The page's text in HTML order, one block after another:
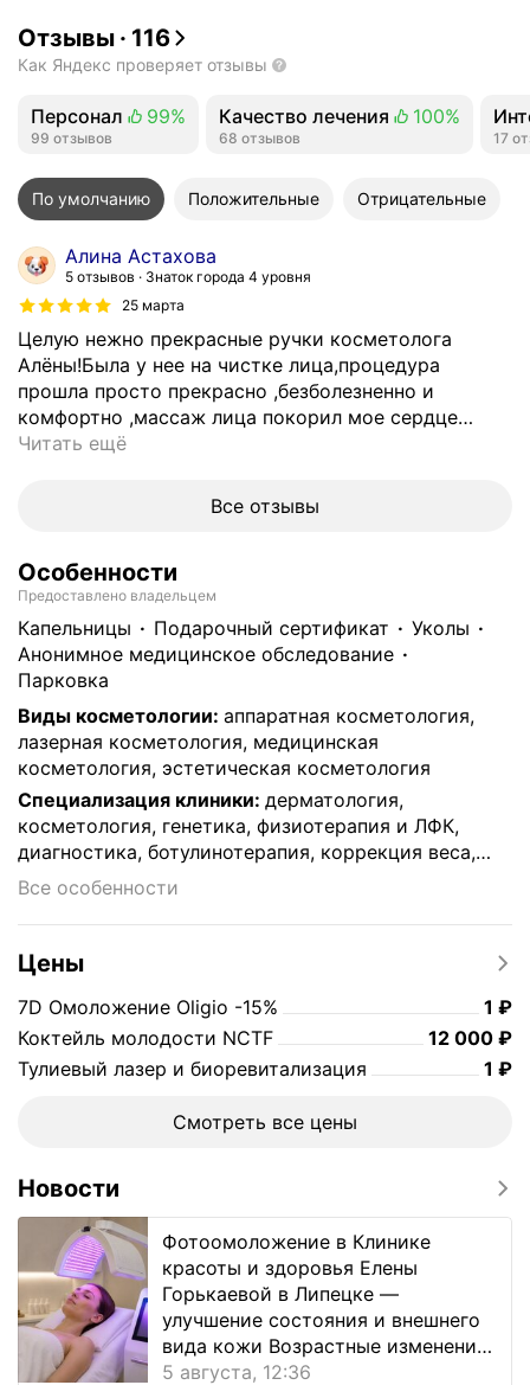
Отзывы · 116
Как Яндекс проверяет отзывы
Персонал
Положительных отзывов
99%
99 отзывов
Качество лечения
Положительных отзывов
100%
68 отзывов 17
По умолчанию Положительные Отрицательные
Алина Астахова
5 отзывов
Знаток города 4 уровня
25 марта
Целую нежно прекрасные ручки косметолога
Алёны!Была у нее на чистке лица,процедура
прошла просто прекрасно ,безболезненно и
комфортно ,массаж лица покорил мое сердце…
Читать ещё
Все отзывы
Особенности
Предоставлено владельцем
капельницы подарочный сертификат
уколы
анонимное медицинское обследование
парковка
Виды косметологии: аппаратная косметология,
лазерная косметология, медицинская
косметология, эстетическая косметология
Специализация клиники: дерматология,
косметология, генетика, физиотерапия и ЛФК,
диагностика, ботулинотерапия, коррекция веса,
Омоложение/антивозрастной уход
Все особенности
Цены
7D Омоложение Oligio -15% Цена
1 ₽
Коктейль молодости NCTF
Цена
12000
12 000 ₽
Тулиевый лазер и биоревитализация
Цена
1 ₽
Смотреть все цены
Новости
Фотоомоложение в Клинике
красоты и здоровья Елены
Горькаевой в Липецке —
улучшение состояния и внешнего
вида кожи Возрастные изменения,
нер...
5 августа, 12:36